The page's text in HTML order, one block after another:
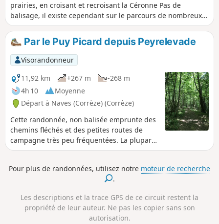
prairies, en croisant et recroisant la Céronne Pas de
balisage, il existe cependant sur le parcours de nombreux
petits poteaux indiquant les directions (lieux-dits et
hameaux) installés par les " Chandareurs" l'association
navaroise de marche et de VTT.
Par le Puy Picard depuis Peyrelevade
Visorandonneur
11,92 km
+267 m
-268 m
4h 10
Moyenne
Départ à Naves (Corrèze) (Corrèze)
Cette randonnée, non balisée emprunte des
chemins fléchés et des petites routes de
campagne très peu fréquentées. La plupart
de l'itinéraire s'effectue dans les bois. La
sur la campagne.
Pour plus de randonnées, utilisez notre moteur de recherche
.
Les descriptions et la trace GPS de ce circuit restent la
propriété de leur auteur. Ne pas les copier sans son
autorisation.